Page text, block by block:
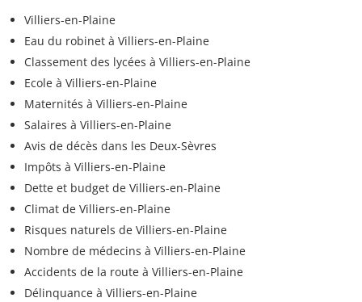
Villiers-en-Plaine
Eau du robinet à Villiers-en-Plaine
Classement des lycées à Villiers-en-Plaine
Ecole à Villiers-en-Plaine
Maternités à Villiers-en-Plaine
Salaires à Villiers-en-Plaine
Avis de décès dans les Deux-Sèvres
Impôts à Villiers-en-Plaine
Dette et budget de Villiers-en-Plaine
Climat de Villiers-en-Plaine
Risques naturels de Villiers-en-Plaine
Nombre de médecins à Villiers-en-Plaine
Accidents de la route à Villiers-en-Plaine
Délinquance à Villiers-en-Plaine